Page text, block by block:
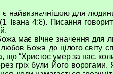
для
Івана 4:8). Писання
має вічне значення для
Божа до цілого світу
“Христос умер за нас,
гріх були Його